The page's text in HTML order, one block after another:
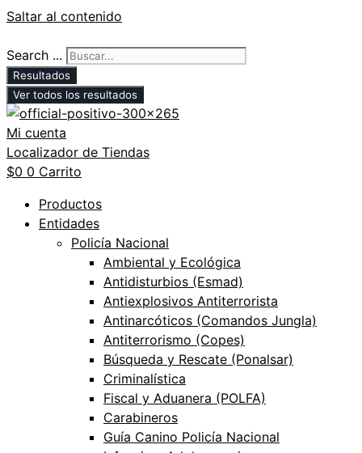
Saltar al contenido
Search ...
Resultados
Ver todos los resultados
Mi cuenta
Localizador de Tiendas
$0 0 Carrito
Productos
Entidades
Policía Nacional
Ambiental y Ecológica
Antidisturbios (Esmad)
Antiexplosivos Antiterrorista
Antinarcóticos (Comandos Jungla)
Antiterrorismo (Copes)
Búsqueda y Rescate (Ponalsar)
Criminalística
Fiscal y Aduanera (POLFA)
Carabineros
Guía Canino Policía Nacional